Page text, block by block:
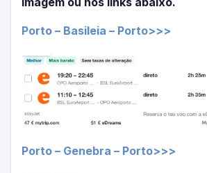
Porto – Basileia – Porto>>>
Porto – Genebra – Porto>>>